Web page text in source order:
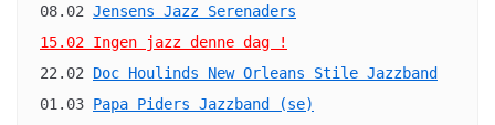
08.02 Jensens Jazz Serenaders
15.02 Ingen jazz denne dag !
22.02 Doc Houlinds New Orleans Stile Jazzband
01.03 Papa Piders Jazzband (se)